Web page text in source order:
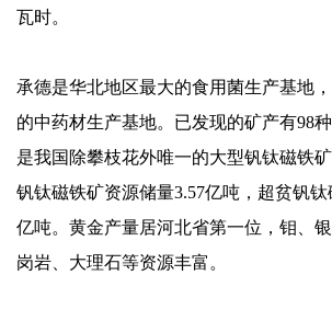
瓦时。
承德是华北地区最大的食用菌生产基地
的中药材生产基地。已发现的矿产有98
是我国除攀枝花外唯一的大型钒钛磁铁
钒钛磁铁矿资源储量3.57亿吨，超贫钒
亿吨。黄金产量居河北省第一位，钼、
岗岩、大理石等资源丰富。